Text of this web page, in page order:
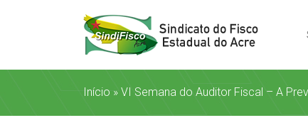
Início » VI Semana do Auditor Fiscal – A